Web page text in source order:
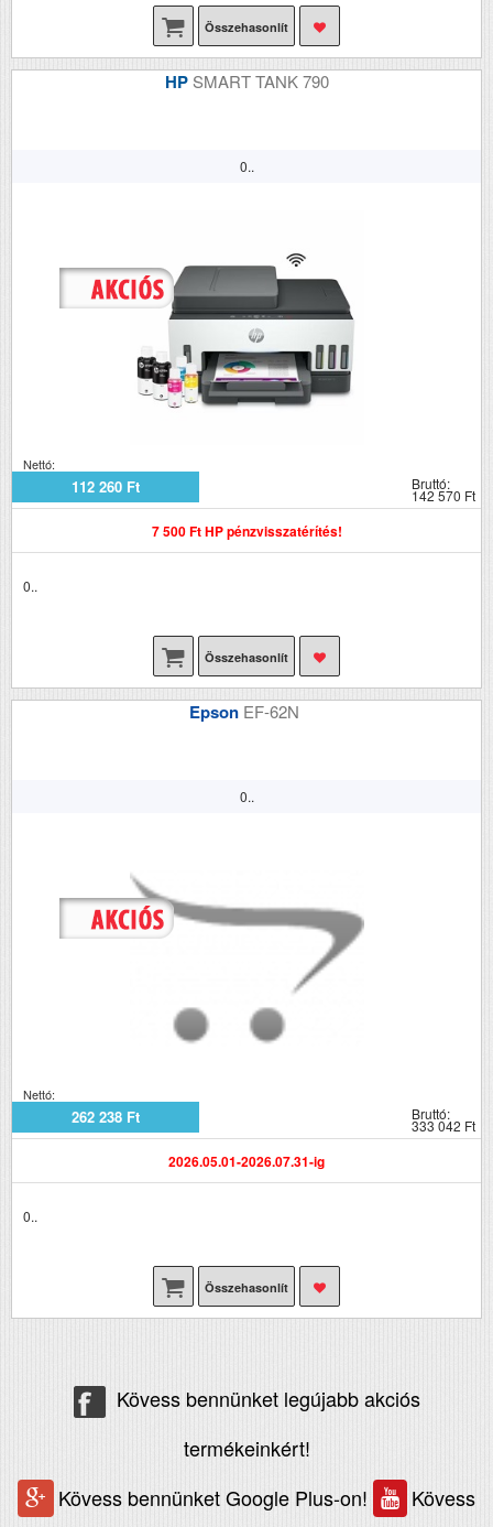
Összehasonlít
HP SMART TANK 790
0..
Nettó:
112 260 Ft Bruttó:
142 570 Ft
7 500 Ft HP pénzvisszatérítés!
0..
Összehasonlít
Epson EF-62N
0..
Nettó:
262 238 Ft Bruttó:
333 042 Ft
2026.05.01-2026.07.31-ig
0..
Összehasonlít
Kövess bennünket legújabb akciós
termékeinkért!
Kövess bennünket Google Plus-on!
Kövess